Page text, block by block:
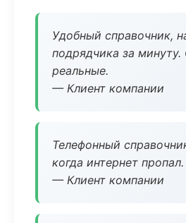
Удобный справочник,
подрядчика за
реальные.
— Клиент компании
Телефонный
когда интернет пропал.
— Клиент компании